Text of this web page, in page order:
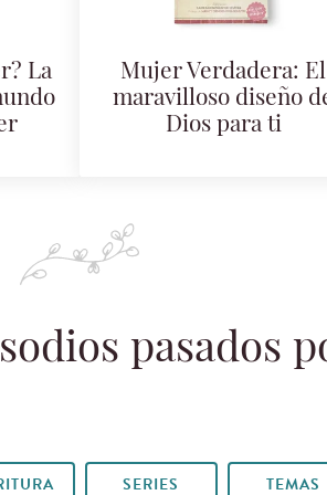
La
Mujer Verdadera: El
maravilloso diseño
Dios para ti
pasados
SERIES TEMAS